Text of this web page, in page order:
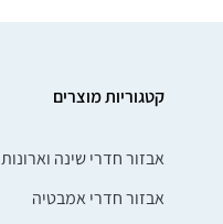
קטגוריות מוצרים
אבזור חדרי שינה וארונות
אבזור חדרי אמבטיה